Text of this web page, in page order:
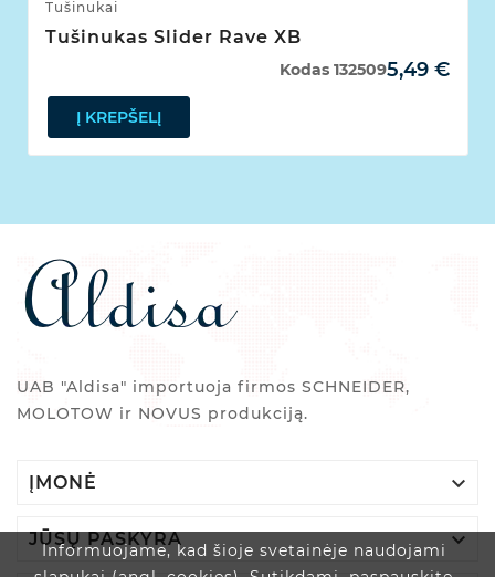
Informuojame, kad šioje svetainėje naudojami
Tušinukai
Tušinukas Slider Rave XB
5,49 €
Kodas 132509
Į KREPŠELĮ
UAB "Aldisa" importuoja firmos SCHNEIDER,
MOLOTOW ir NOVUS produkciją.
ĮMONĖ 
JŪSŲ PASKYRA 